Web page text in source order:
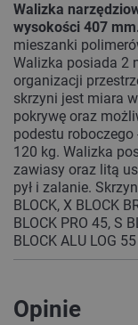
Walizka
wysokości 407
mieszanki
Walizka posiada 2
organizacji
skrzyni jest miara
pokrywę oraz
podestu
120 kg. Walizka
zawiasy oraz litą
pył i zalanie.
BLOCK, X BLOCK
BLOCK PRO 45, S
BLOCK ALU LOG
Opinie